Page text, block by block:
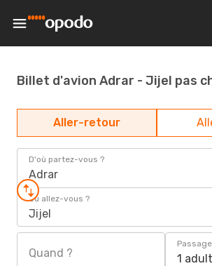
Billet d'avion Adrar - Jijel pas
Aller-retour
D'où partez-vous ?
Adrar
Où allez-vous ?
Jijel
Quand ? 1